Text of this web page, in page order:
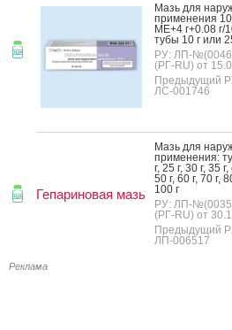
Мазь для
при­мене­ния
МЕ+4 г+0.08 г/
ту­бы 10 г или
РУ: ЛП-
(РГ-RU) от
Предыдущий
ЛС-001746
Гепариновая мазь
Мазь для
при­мене­ния:
г, 25 г, 30 г, 35 г,
50 г, 60 г, 70 г,
100 г
РУ: ЛП-
(РГ-RU) от
Предыдущий
ЛП-006517
Реклама